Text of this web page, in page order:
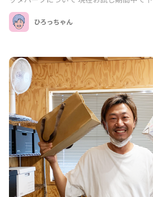
ひろっちゃん